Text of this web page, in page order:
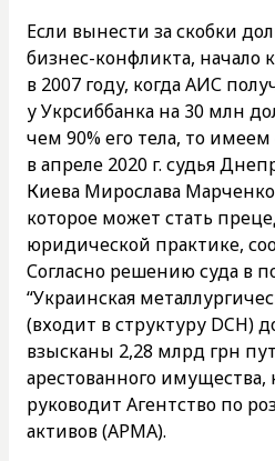
Если вынести за скобки
бизнес-конфликта, начало
в 2007 году, когда АИС
у Укрсиббанка на 30 млн
чем 90% его тела, то
в апреле 2020 г. судья
Киева Мирослава
которое может стать
юридической практике,
Согласно решению суда в
“Украинская
(входит в структуру DCH)
взысканы 2,28 млрд грн
арестованного
руководит Агентство по
активов (АРМА).